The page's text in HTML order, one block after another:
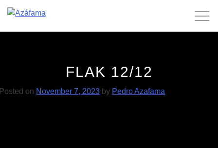
FLAK 12/12
on November 7, 2023 by Pedro Azafama